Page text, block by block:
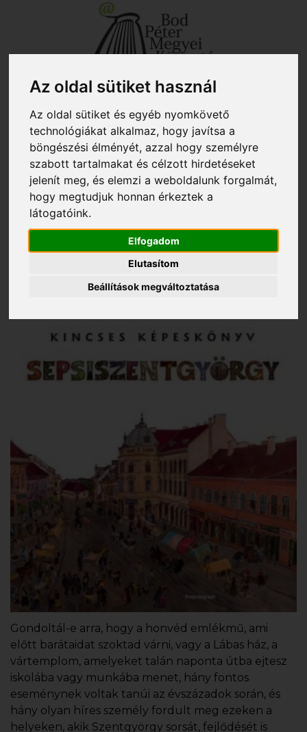
Az oldal sütiket használ
Az oldal sütiket és egyéb nyomkövető
technológiákat alkalmaz, hogy javítsa a
böngészési élményét, azzal hogy személyre
szabott tartalmakat és célzott hirdetéseket
jelenít meg, és elemzi a weboldalunk forgalmát,
hogy megtudjuk honnan érkeztek a
látogatóink.
Elfogadom
Elutasítom
Beállítások megváltoztatása
+40 267 351 609 - titkárság
+40 267 312 133 - kölcsönző
OLVASÓI FIÓK
EN
Itt vagy: »Szolgáltatások
Sepsiszentgyörgy
Kincses Képeskönyv:
Gondoltál-e arra, hogy a honvéd emlékmű, ami
előtt barátaidat szoktad várni, vagy a Lábas ház, a
vártemplom, amelyeket talán naponta útba ejtesz
iskolába vagy munkába menet, hány fontos
eseménynek voltak tanúi az évszázadok során, és
hány olyan híres személy fordult meg ezeken a
helyeken, akik Szentgyörgy sorsát, fejlődését is